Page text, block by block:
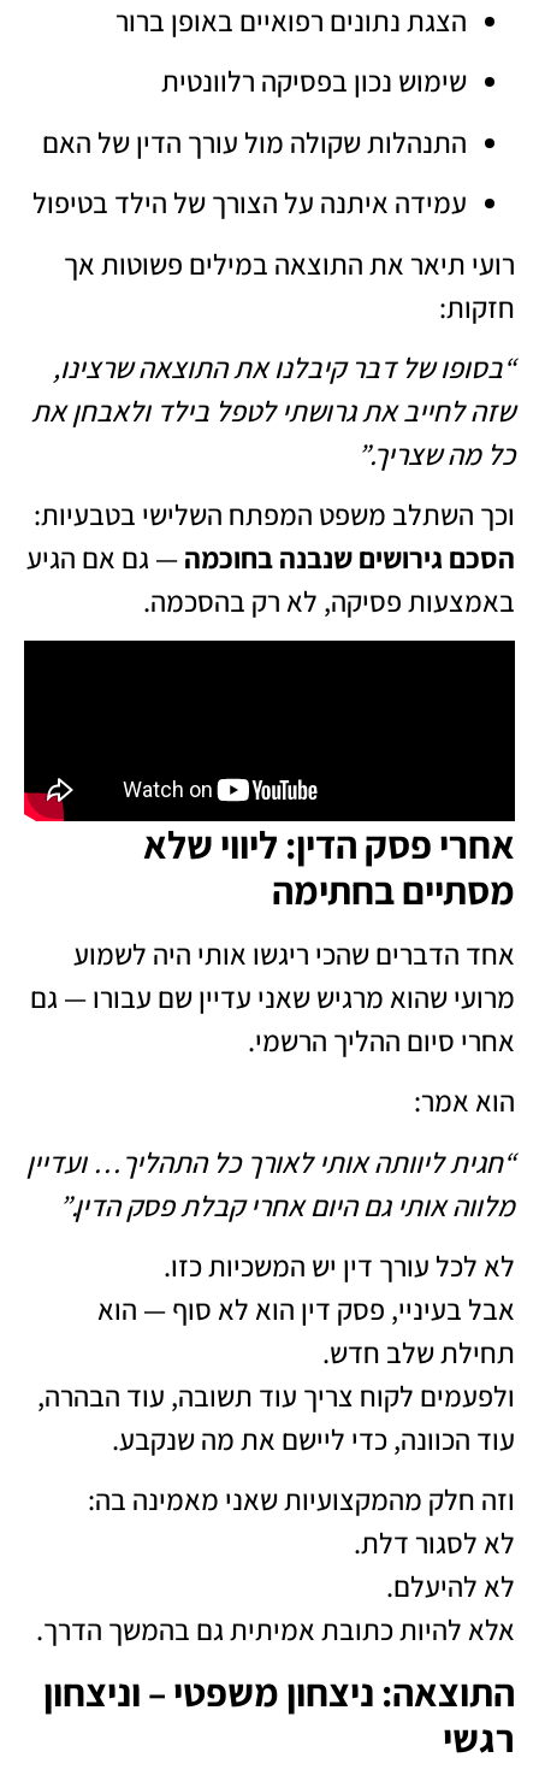
הצגת נתונים רפואיים באופן ברור
שימוש נכון בפסיקה רלוונטית
התנהלות שקולה מול עורך הדין של האם
עמידה איתנה על הצורך של הילד בטיפול
רועי תיאר את התוצאה במילים פשוטות אך
חזקות:
“בסופו של דבר קיבלנו את התוצאה שרצינו,
שזה לחייב את גרושתי לטפל בילד ולאבחן את
כל מה שצריך.”
וכך השתלב משפט המפתח השלישי בטבעיות:
הסכם גירושים שנבנה בחוכמה— גם אם הגיע
באמצעות פסיקה, לא רק בהסכמה.
אחרי פסק הדין: ליווי שלא
מסתיים בחתימה
אחד הדברים שהכי ריגשו אותי היה לשמוע
מרועי שהוא מרגיש שאני עדיין שם עבורו — גם
אחרי סיום ההליך הרשמי.
הוא אמר:
“חגית ליוותה אותי לאורך כל התהליך… ועדיין
מלווה אותי גם היום אחרי קבלת פסק הדין.”
לא לכל עורך דין יש המשכיות כזו.
אבל בעיניי, פסק דין הוא לא סוף — הוא
תחילת שלב חדש.
ולפעמים לקוח צריך עוד תשובה, עוד הבהרה,
עוד הכוונה, כדי ליישם את מה שנקבע.
וזה חלק מהמקצועיות שאני מאמינה בה:
לא לסגור דלת.
לא להיעלם.
אלא להיות כתובת אמיתית גם בהמשך הדרך.
התוצאה: ניצחון משפטי – וניצחון
רגשי